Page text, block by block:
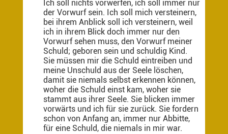
Ich soll nichts vorwerfen, ich soll immer nur
der Vorwurf sein. Ich soll mich versteinern,
bei ihrem Anblick soll ich versteinern, weil
ich in ihrem Blick doch immer nur den
Vorwurf sehen muss, den Vorwurf meiner
Schuld; geboren sein und schuldig Kind.
Sie müssen mir die Schuld eintreiben und
meine Unschuld aus der Seele löschen,
damit sie niemals selbst erkennen können,
woher die Schuld einst kam, woher sie
stammt aus ihrer Seele. Sie blicken immer
vorwärts und ich für sie zurück. Sie fordern
schon von Anfang an, immer nur Abbitte,
für eine Schuld, die niemals in mir war.